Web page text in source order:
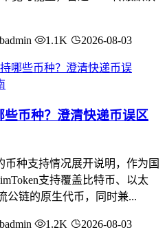
1.1K 2026-08-03
币种？澄清快递币误区
币种支持情况展开说明，作为国
支持覆盖比特币、以太
公链的原生代币，同时兼...
1.2K 2026-08-03